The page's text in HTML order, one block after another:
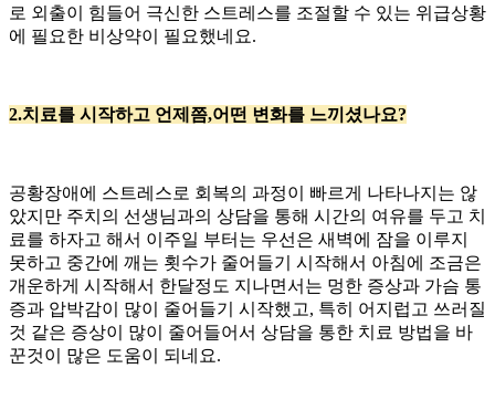
로 외출이 힘들어 극신한 스트레스를 조절할 수 있는 위급상황
에 필요한 비상약이 필요했네요.
2.치료를 시작하고 언제쯤,어떤 변화를 느끼셨나요?
공황장애에 스트레스로 회복의 과정이 빠르게 나타나지는 않
았지만 주치의 선생님과의 상담을 통해 시간의 여유를 두고 치
료를 하자고 해서 이주일 부터는 우선은 새벽에 잠을 이루지
못하고 중간에 깨는 횟수가 줄어들기 시작해서 아침에 조금은
개운하게 시작해서 한달정도 지나면서는 멍한 증상과 가슴 통
증과 압박감이 많이 줄어들기 시작했고, 특히 어지럽고 쓰러질
것 같은 증상이 많이 줄어들어서 상담을 통한 치료 방법을 바
꾼것이 많은 도움이 되네요.